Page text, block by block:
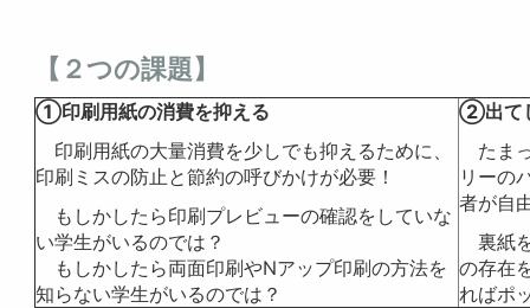
【２つの課題】
①印刷用紙の消費を抑える
印刷用紙の大量消費を少しでも抑えるために、
印刷ミスの防止と節約の呼びかけが必要！
もしかしたら印刷プレビューの確認をしていな
い学生がいるのでは？
もしかしたら両面印刷やNアップ印刷の方法を
知らない学生がいるのでは？
②出て
たま
リーの
者が自
裏紙
の存在
ればポ